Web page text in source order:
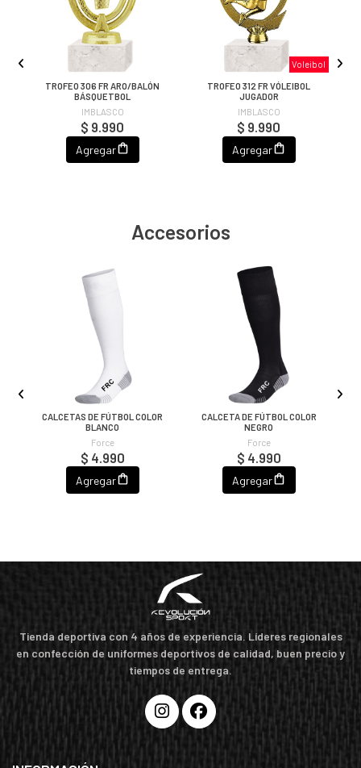
TROFEO 306 FR ARO/BALÓN
BÁSQUETBOL
IMBLASCO
$ 9.990
Agregar
Voleibol
TROFEO 312 FR VÓLEIBOL
JUGADOR
IMBLASCO
$ 9.990
Agregar
Accesorios
CALCETAS DE FÚTBOL COLOR
BLANCO
Force
$ 4.990
Agregar
CALCETA DE FÚTBOL COLOR
NEGRO
Force
$ 4.990
Agregar
Tienda deportiva con 4 años de experiencia. Líderes regionales
en confección de uniformes deportivos de calidad, buen precio y
tiempos de entrega.